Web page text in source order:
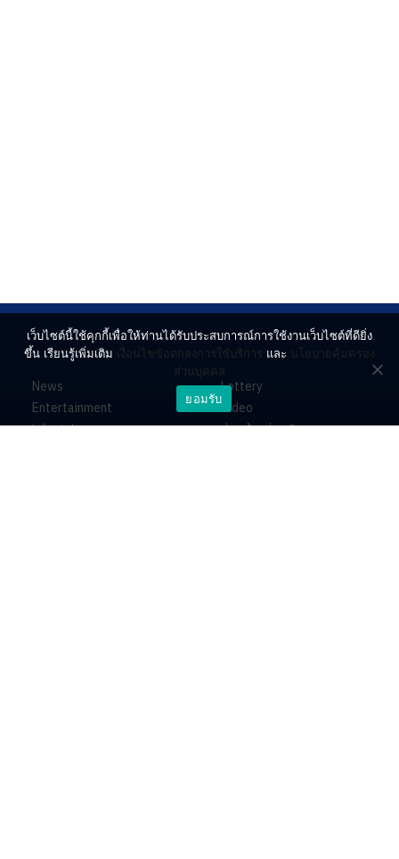
News
Entertainment
Lifestyle
Lottery
Video
ร่วมด้วยช่วยกัน
เว็บไซต์นี้ใช้คุกกี้เพื่อให้ท่านได้รับประสบการณ์การใช้งานเว็บไซต์ที่ดียิ่ง
ขึ้น เรียนรู้เพิ่มเติม เงื่อนไขข้อตกลงการใช้บริการ และ นโยบายคุ้มครอง
ส่วนบุคคล
ยอมรับ